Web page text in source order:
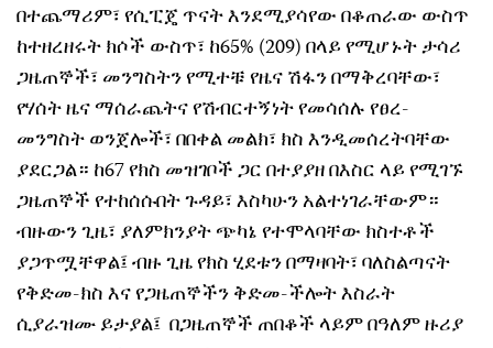
በተጨማሪም፣ የሲፒጄ ጥናት እንደሚያሳየው በቆጠራው ውስጥ
ከተዘረዘሩት ክሶች ውስጥ፣ ከ65% (209) በላይ የሚሆኑት ታሳሪ
ጋዜጠኞች፣ መንግስትን የሚተቹ የዜና ሽፋን በማቅረባቸው፣
የሃሰት ዜና ማሰራጨትና የሽብርተኝነት የመሳሰሉ የፀረ-
መንግስት ወንጀሎች፣ በበቀል መልክ፣ ክስ እንዲመሰረትባቸው
ያደርጋል። ከ67 የክስ መዝገቦች ጋር በተያያዘ በእስር ላይ የሚገኙ
ጋዜጠኞች የተከሰሱበት ጉዳይ፣ እስካሁን አልተነገራቸውም።
ብዙውን ጊዜ፣ ያለምክንያት ጭካኔ የተሞላባቸው ክስተቶች
ያጋጥሟቸዋል፤ ብዙ ጊዜ የክስ ሂደቱን በማዛባት፣ ባለስልጣናት
የቅድመ-ክስ እና የጋዜጠኞችን ቅድመ-ችሎት እስራት
ሲያራዝሙ ይታያል፤ በጋዜጠኞች ጠበቆች ላይም በዓለም ዙሪያ